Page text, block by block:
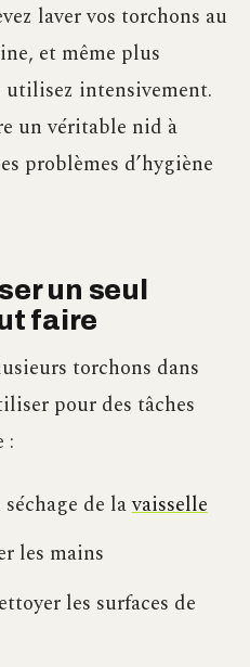
laver vos torchons au
et même plus
utilisez intensivement.
un véritable nid à
problèmes d’hygiène
un seul
faire
torchons dans
pour des tâches
:
de lavaisselle
les mains
les surfaces de